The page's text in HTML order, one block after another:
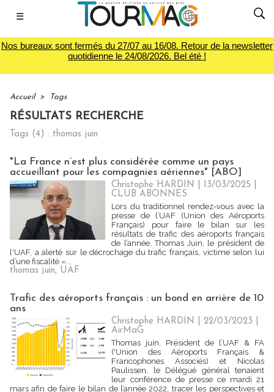
☰
Nos bureaux sont fermés du 27/07 au 16/08. Retour de la newsletter
quotidienne le 24/08/2026. Bel été !
Accueil > Tags
RÉSULTATS RECHERCHE
Tags (4) : thomas juin
"La France n’est plus considérée comme un pays
accueillant pour les compagnies aériennes" [ABO]
Christophe HARDIN | 13/03/2025
CLUB ABONNES
Lors du traditionnel rendez-vous avec la
presse de l’UAF (Union des Aéroports
Français) pour faire le bilan sur les
résultats de trafic des aéroports français
de l’année, Thomas Juin, le président de
l'UAF, a alerté sur le décrochage du trafic français, victime selon lui
d’une fiscalité «...
thomas juin, UAF
Trafic des aéroports français : un bond en arrière de 10
ans
Christophe HARDIN | 22/03/2023
AirMaG
Thomas juin, Président de l’UAF & FA
('Union des Aéroports Français &
Francophones Associés) et Nicolas
Paulissen, le Délégué général tenaient
leur conférence de presse ce mardi 21
mars afin de faire le bilan de l’année 2022, tracer les perspectives et